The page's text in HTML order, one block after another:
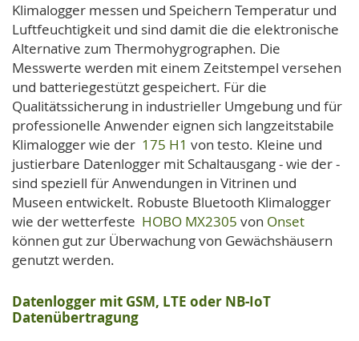
Klimalogger messen und Speichern Temperatur und
Luftfeuchtigkeit und sind damit die die elektronische
Alternative zum Thermohygrographen. Die
Messwerte werden mit einem Zeitstempel versehen
und batteriegestützt gespeichert. Für die
Qualitätssicherung in industrieller Umgebung und für
professionelle Anwender eignen sich langzeitstabile
Klimalogger wie der 175 H1 von testo. Kleine und
justierbare Datenlogger mit Schaltausgang - wie der -
sind speziell für Anwendungen in Vitrinen und
Museen entwickelt. Robuste Bluetooth Klimalogger
wie der wetterfeste HOBO MX2305 von Onset
können gut zur Überwachung von Gewächshäusern
genutzt werden.
Datenlogger mit GSM, LTE oder NB-IoT
Datenübertragung